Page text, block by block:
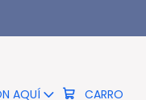
AQUÍ CARRO